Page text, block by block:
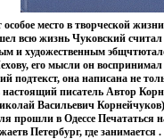
место в творческой
всю жизнь Чуковский
и художественным
его мысли он
подтекст, она написана не
писатель Автор
Васильевич Корнейчуков)
прошли в Одессе Печататься
Петербург, где занимается .